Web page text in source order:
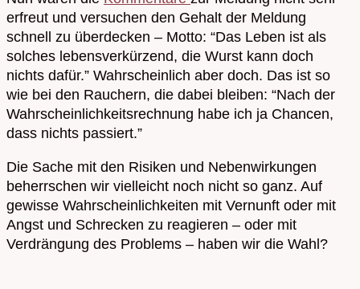
erfreut und versuchen den Gehalt der Meldung
schnell zu überdecken – Motto: “Das Leben ist als
solches lebensverkürzend, die Wurst kann doch
nichts dafür.” Wahrscheinlich aber doch. Das ist so
wie bei den Rauchern, die dabei bleiben: “Nach der
Wahrscheinlichkeitsrechnung habe ich ja Chancen,
dass nichts passiert.”
Die Sache mit den Risiken und Nebenwirkungen
beherrschen wir vielleicht noch nicht so ganz. Auf
gewisse Wahrscheinlichkeiten mit Vernunft oder mit
Angst und Schrecken zu reagieren – oder mit
Verdrängung des Problems – haben wir die Wahl?